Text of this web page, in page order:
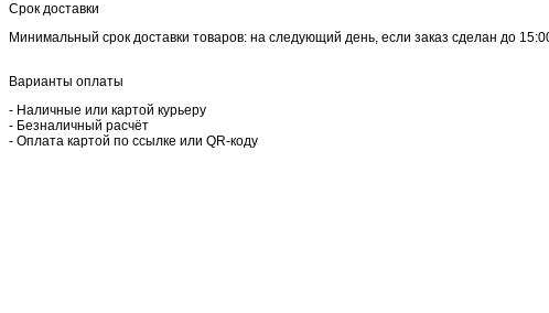
Срок доставки
Минимальный срок доставки товаров: на следующий день, если заказ сделан до
Варианты оплаты
- Наличные или картой курьеру
- Безналичный расчёт
- Оплата картой по ссылке или QR-коду